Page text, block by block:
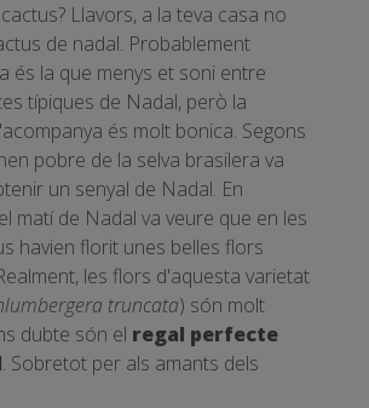
Llavors, a la teva casa no
de nadal. Probablement
és la que menys et soni entre
típiques de Nadal, però la
és molt bonica. Segons
pobre de la selva brasilera va
un senyal de Nadal. En
matí de Nadal va veure que en les
havien florit unes belles flors
les flors d'aquesta varietat
truncata) són molt
dubte són el regal perfecte
. Sobretot per als amants dels